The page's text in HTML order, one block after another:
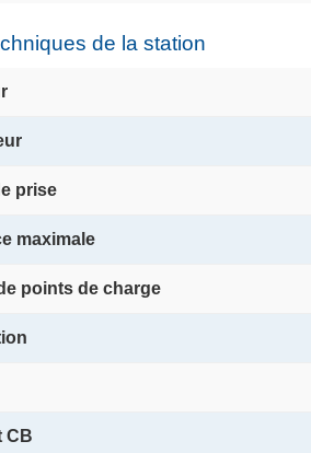
de la station
prise
maximale
points de charge
CB